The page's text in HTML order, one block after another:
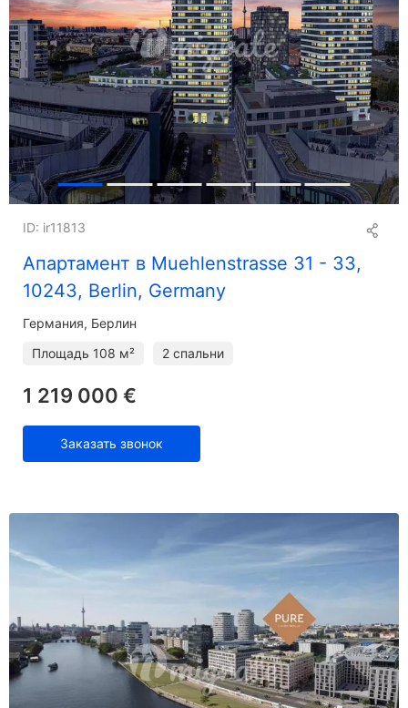
Апартамент в Muehlenstrasse 31 - 33,
10243, Berlin, Germany
ID: ir11813
Германия, Берлин
Площадь 108 м² 2 спальни
1 219 000 €
Заказать звонок